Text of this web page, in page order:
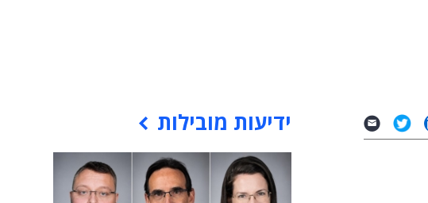
ידיעות מובילות